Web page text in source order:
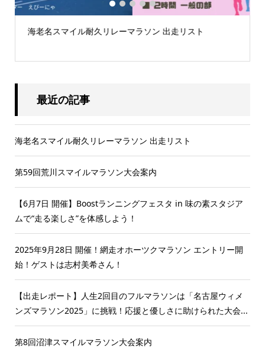
老名スマイル耐久リレーマラソン 出走リスト
1 2 3 4 5
最近の記事
海老名スマイル耐久リレーマラソン 出走リスト
第59回荒川スマイルマラソン大会案内
【6月7日 開催】Boostランニングフェスタ in 味の素スタジア
ムで“走る楽しさ”を体感しよう！
2025年9月28日 開催！網走オホーツクマラソン エントリー開
始！ゲストは志村美希さん！
【出走レポート】人生2回目のフルマラソンは「名古屋ウィメ
ンズマラソン2025」に挑戦！応援と優しさに助けられた大会...
第8回沼津スマイルマラソン大会案内